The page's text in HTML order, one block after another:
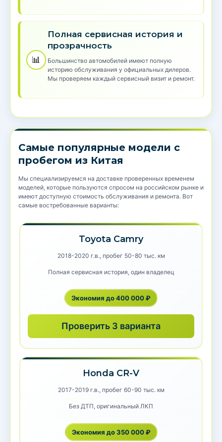
📊
Полная сервисная история и
прозрачность
Большинство автомобилей имеют полную
историю обслуживания у официальных дилеров.
Мы проверяем каждый сервисный визит и ремонт.
Самые популярные модели с
пробегом из Китая
Мы специализируемся на доставке проверенных временем
моделей, которые пользуются спросом на российском рынке и
имеют доступную стоимость обслуживания и ремонта. Вот
самые востребованные варианты:
Toyota Camry
2018-2020 г.в., пробег 50-80 тыс. км
Полная сервисная история, один владелец
Экономия до 400 000 ₽
Проверить 3 варианта
Honda CR-V
2017-2019 г.в., пробег 60-90 тыс. км
Без ДТП, оригинальный ЛКП
Экономия до 350 000 ₽